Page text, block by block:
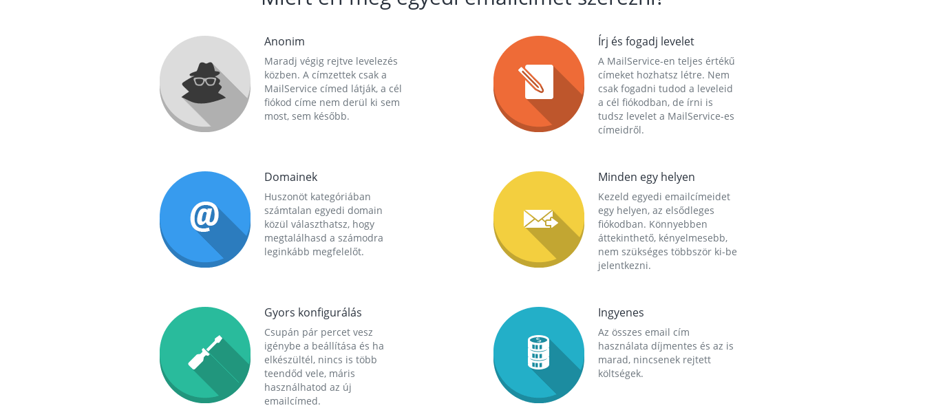
Anonim
Maradj végig rejtve levelezés
közben. A címzettek csak a
MailService címed látják, a cél
fiókod címe nem derül ki sem
most, sem később.
Írj és fogadj levelet
A MailService-en teljes értékű
címeket hozhatsz létre. Nem
csak fogadni tudod a leveleid
a cél fiókodban, de írni is
tudsz levelet a MailService-es
címeidről.
Domainek
Huszonöt kategóriában
számtalan egyedi domain
közül választhatsz, hogy
megtalálhasd a számodra
leginkább megfelelőt.
Minden egy helyen
Kezeld egyedi emailcímeidet
egy helyen, az elsődleges
fiókodban. Könnyebben
áttekinthető, kényelmesebb,
nem szükséges többször ki-be
jelentkezni.
Gyors konfigurálás
Csupán pár percet vesz
igénybe a beállítása és ha
elkészültél, nincs is több
teendőd vele, máris
használhatod az új
emailcímed.
Ingyenes
Az összes email cím
használata díjmentes és az is
marad, nincsenek rejtett
költségek.